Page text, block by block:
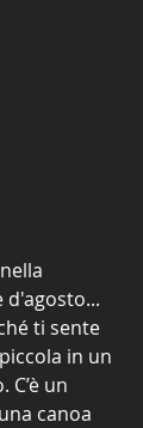
ti sente
in un
un
canoa